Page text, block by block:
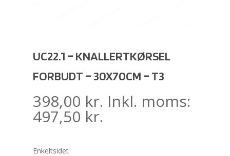
UC22.1 – KNALLERTKØRSEL
FORBUDT – 30X70CM – T3
398,00 kr. Inkl. moms:
497,50 kr.
Enkeltsidet